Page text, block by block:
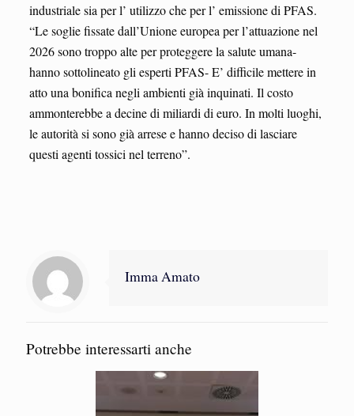
industriale sia per l’ utilizzo che per l’ emissione di PFAS.
“Le soglie fissate dall’Unione europea per l’attuazione nel
2026 sono troppo alte per proteggere la salute umana-
hanno sottolineato gli esperti PFAS- E’ difficile mettere in
atto una bonifica negli ambienti già inquinati. Il costo
ammonterebbe a decine di miliardi di euro. In molti luoghi,
le autorità si sono già arrese e hanno deciso di lasciare
questi agenti tossici nel terreno”.
Imma Amato
Potrebbe interessarti anche